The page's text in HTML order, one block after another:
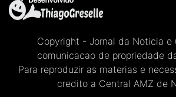
Copyright - Jornal da Noticia e
comunicacao de propriedade
Para reproduzir as materias e
credito a Central AMZ de